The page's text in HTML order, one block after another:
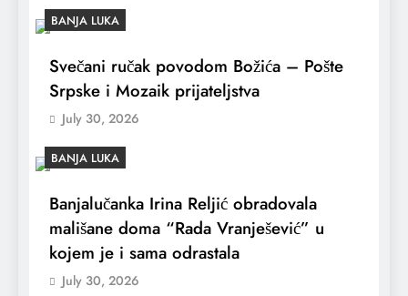
BANJA LUKA
Svečani ručak povodom Božića – Pošte
Srpske i Mozaik prijateljstva
July 30, 2026
BANJA LUKA
Banjalučanka Irina Reljić obradovala
mališane doma “Rada Vranješević” u
kojem je i sama odrastala
July 30, 2026